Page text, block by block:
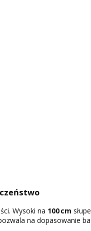
Wysoki na 100 cm
na dopasowanie